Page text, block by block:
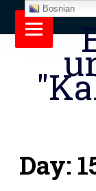
Day:
Bosnian